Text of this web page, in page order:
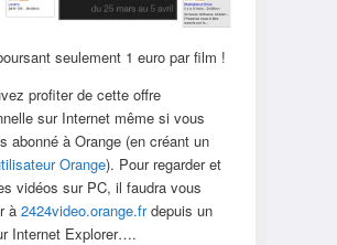
seulement 1 euro par film !
profiter de cette offre
sur Internet même si vous
abonné à Orange (en créant un
Orange). Pour regarder et
vidéos sur PC, il faudra vous
à 2424video.orange.frdepuis un
Internet Explorer….